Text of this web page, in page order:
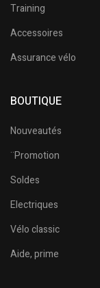
Training
Accessoires
Assurance vélo
BOUTIQUE
Nouveautés
¨Promotion
Soldes
Electriques
Vélo classic
Aide, prime